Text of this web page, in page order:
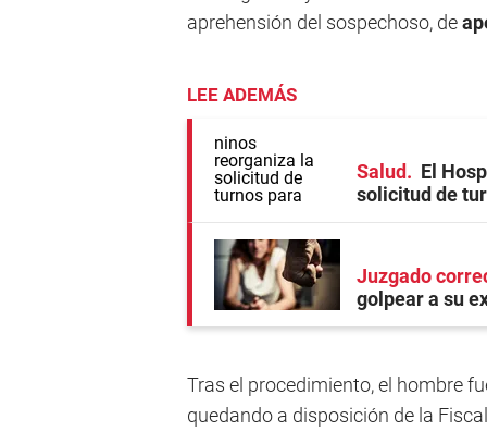
aprehensión del sospechoso, de
LEE ADEMÁS
Salud
El
solicitud de
Juzgado
golpear a su
Tras el procedimiento, el hombre
quedando a disposición de la